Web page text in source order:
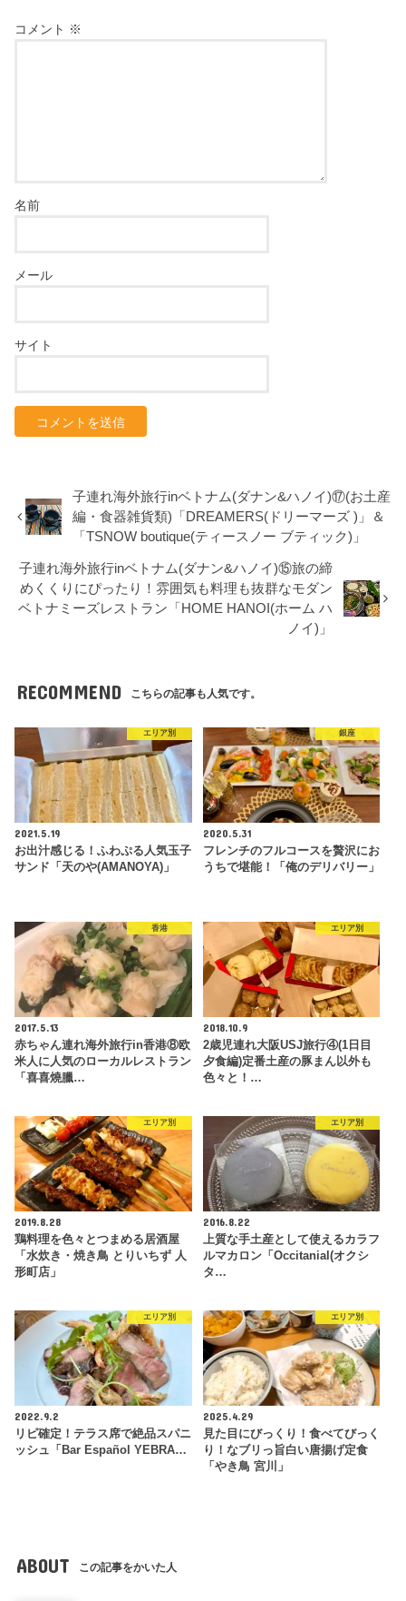
コメント ※
名前
メール
サイト
子連れ海外旅行inベトナム(ダナン&ハノイ)⑰(お土産
編・食器雑貨類)「DREAMERS(ドリーマーズ )」＆
「TSNOW boutique(ティースノー ブティック)」
子連れ海外旅行inベトナム(ダナン&ハノイ)⑮旅の締
めくくりにぴったり！雰囲気も料理も抜群なモダン
ベトナミーズレストラン「HOME HANOI(ホーム ハ
ノイ)」
RECOMMEND こちらの記事も人気です。
エリア別
2021.5.19
お出汁感じる！ふわぷる人気玉子
サンド「天のや(AMANOYA)」
銀座
2020.5.31
フレンチのフルコースを贅沢にお
うちで堪能！「俺のデリバリー」
香港
2017.5.13
赤ちゃん連れ海外旅行in香港⑧欧
米人に人気のローカルレストラン
「喜喜燒臘…
エリア別
2018.10.9
2歳児連れ大阪USJ旅行④(1日目
夕食編)定番土産の豚まん以外も
色々と！…
エリア別
2019.8.28
鶏料理を色々とつまめる居酒屋
「水炊き・焼き鳥 とりいちず 人
形町店」
エリア別
2016.8.22
上質な手土産として使えるカラフ
ルマカロン「Occitanial(オクシ
タ…
エリア別
2022.9.2
リピ確定！テラス席で絶品スパニ
ッシュ「Bar Español YEBRA…
エリア別
2025.4.29
見た目にびっくり！食べてびっく
り！なブリっ旨白い唐揚げ定食
「やき鳥 宮川」
ABOUT この記事をかいた人